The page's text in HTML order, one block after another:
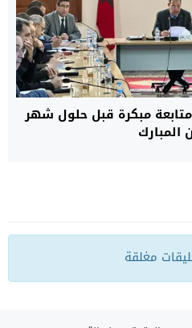
مبكرة قبل حلول شهر
المبارك
مغلقة